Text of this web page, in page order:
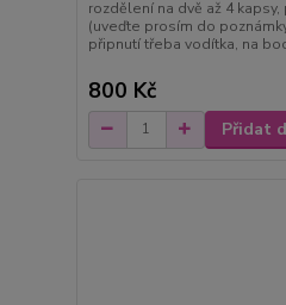
rozdělení na dvě až 4
(uveďte prosím do
připnutí třeba vodítka, na
800 Kč
Přidat